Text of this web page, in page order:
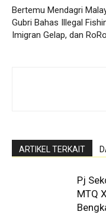
Bertemu Mendagri
Gubri Bahas Illegal
Imigran Gelap, dan RoRo
ARTIKEL TERKAIT
Pj
MTQ